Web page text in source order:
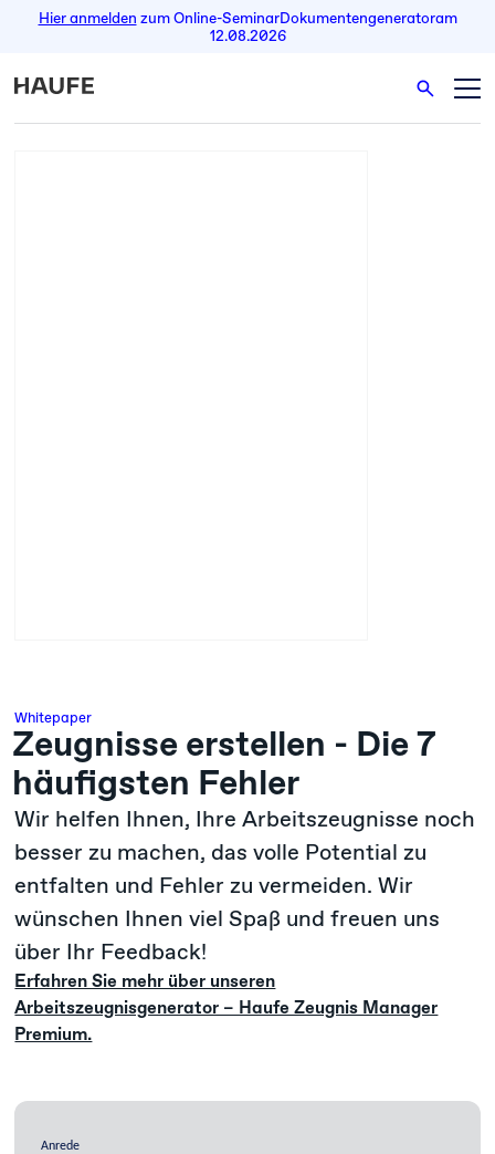
Hier anmelden zum Online-SeminarDokumentengeneratoram
12.08.2026
Whitepaper
Zeugnisse erstellen - Die 7
häufigsten Fehler
Wir helfen Ihnen, Ihre Arbeitszeugnisse noch
besser zu machen, das volle Potential zu
entfalten und Fehler zu vermeiden. Wir
wünschen Ihnen viel Spaß und freuen uns
über Ihr Feedback!
Erfahren Sie mehr über unseren
Arbeitszeugnisgenerator – Haufe Zeugnis Manager
Premium.
Anrede